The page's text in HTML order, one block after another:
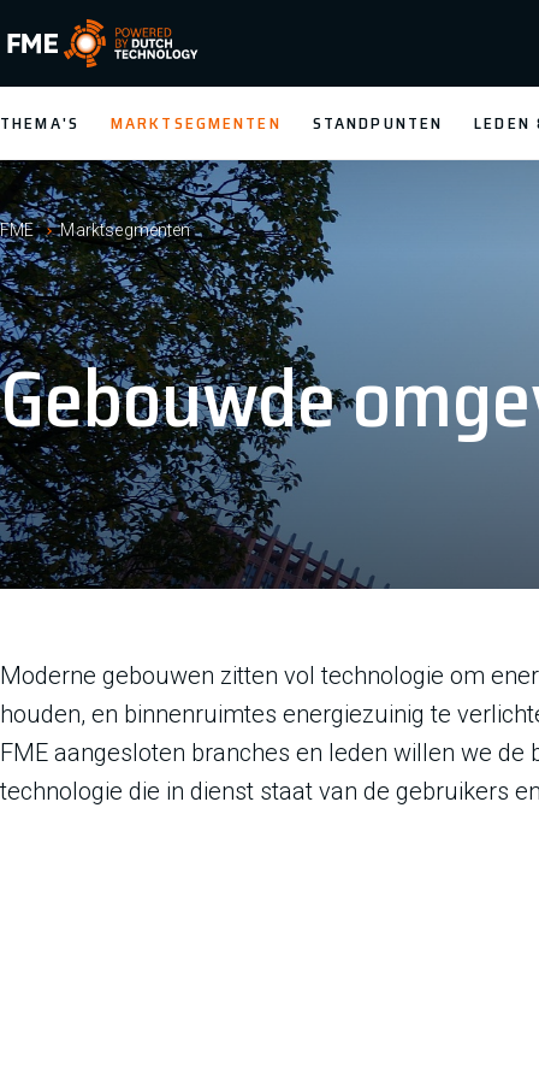
FME Logo, to the homepage
THEMA'S MARKTSEGMENTEN STANDPUNTEN LEDEN
FME Marktsegmenten
Gebouwde
Moderne gebouwen zitten vol technologie om
houden, en binnenruimtes energiezuinig te
FME aangesloten branches en leden willen we
technologie die in dienst staat van de gebruikers